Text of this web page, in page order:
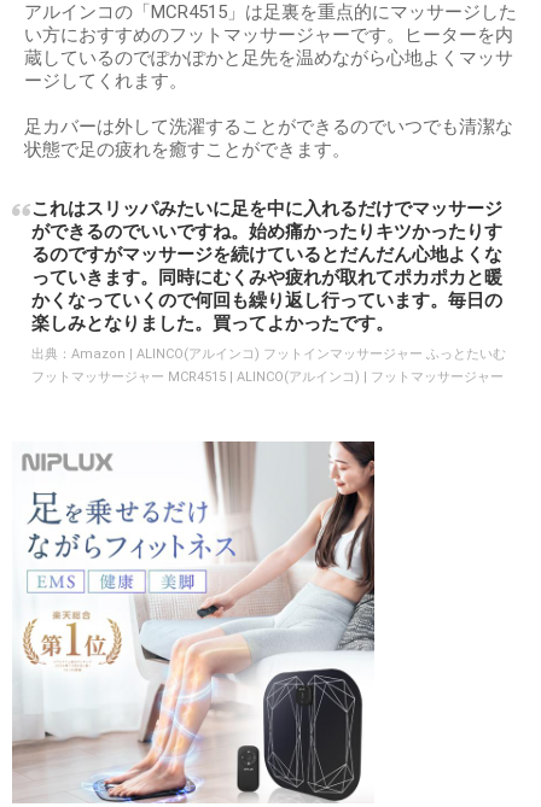
アルインコの「MCR4515」は足裏を重点的にマッサージした
い方におすすめのフットマッサージャーです。ヒーターを内
蔵しているのでぽかぽかと足先を温めながら心地よくマッサ
ージしてくれます。
足カバーは外して洗濯することができるのでいつでも清潔な
状態で足の疲れを癒すことができます。
これはスリッパみたいに足を中に入れるだけでマッサージ
ができるのでいいですね。始め痛かったりキツかったりす
るのですがマッサージを続けているとだんだん心地よくな
っていきます。同時にむくみや疲れが取れてポカポカと暖
かくなっていくので何回も繰り返し行っています。毎日の
楽しみとなりました。買ってよかったです。
出典： Amazon | ALINCO(アルインコ) フットインマッサージャー ふっとたいむ
フットマッサージャー MCR4515 | ALINCO(アルインコ) | フットマッサージャー